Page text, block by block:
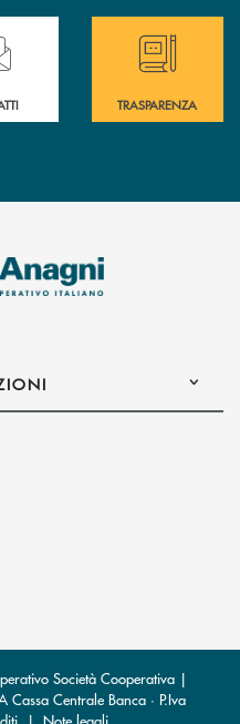
di assistenza immediata ?
Hai bisogno di
TRASPARENZA
apre l’app di posta
di posta elettronica)
Società Cooperativa |
Centrale Banca · P.Iva